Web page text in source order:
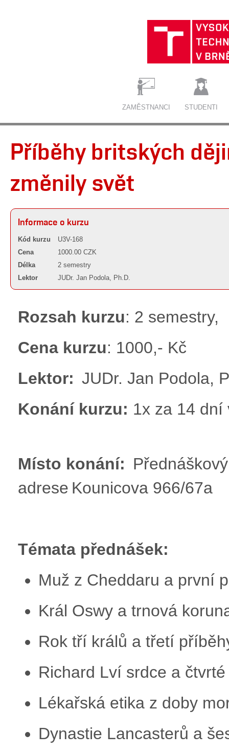
ZAMĚSTNANCI STUDENTI
Příběhy britských
změnily svět
Informace o kurzu
Kód kurzu
U3V-168
Cena
1000.00 CZK
Délka
2 semestry
Lektor
JUDr. Jan Podola, Ph.D.
Rozsah kurzu: 2 semestry,
Cena kurzu: 1000,- Kč
Lektor: JUDr. Jan Podola,
Konání kurzu: 1x za
Místo konání:
adrese Kounicova 966/67a
Témata přednášek:
Muž z Cheddaru a první
Král Oswy a trnová
Rok tří králů a třetí
Richard Lví srdce a
Lékařská etika z doby
Dynastie Lancasterů a